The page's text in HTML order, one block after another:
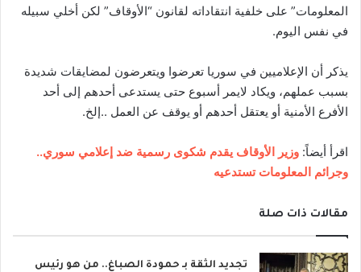
المعلومات” على خلفية انتقاداته لقانون “الأوقاف” لكن أخلي سبيله
في نفس اليوم.
يذكر أن الإعلاميين في سوريا تعرضوا ويتعرضون لمضايقات شديدة
بسبب عملهم، ويكاد لايمر أسبوع حتى يستدعى أحدهم إلى أحد
الأفرع الأمنية أو يعتقل أحدهم أو يوقف عن العمل ..إلخ.
اقرأ أيضاً: وزير الأوقاف يقدم شكوى رسمية ضد إعلامي سوري..
وجرائم المعلومات تستدعيه
مقالات ذات صلة
تجديد الثقة بـ حمودة الصباغ.. من هو رئيس